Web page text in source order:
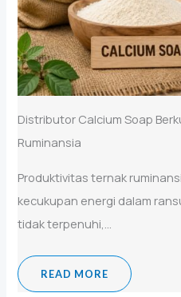
Distributor Calcium Soap
Ruminansia
Produktivitas ternak
kecukupan energi dalam
tidak terpenuhi,...
READ MORE